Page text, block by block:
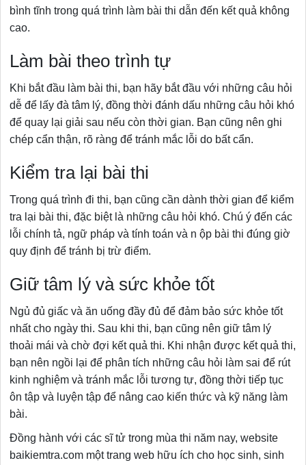
bình tĩnh trong quá trình làm bài thi dẫn đến kết quả không
cao.
Làm bài theo trình tự
Khi bắt đầu làm bài thi, bạn hãy bắt đầu với những câu hỏi
dễ để lấy đà tâm lý, đồng thời đánh dấu những câu hỏi khó
để quay lại giải sau nếu còn thời gian. Bạn cũng nên ghi
chép cẩn thận, rõ ràng để tránh mắc lỗi do bất cẩn.
Kiểm tra lại bài thi
Trong quá trình đi thi, bạn cũng cần dành thời gian để kiểm
tra lại bài thi, đặc biệt là những câu hỏi khó. Chú ý đến các
lỗi chính tả, ngữ pháp và tính toán và n ộp bài thi đúng giờ
quy định để tránh bị trừ điểm.
Giữ tâm lý và sức khỏe tốt
Ngủ đủ giấc và ăn uống đầy đủ để đảm bảo sức khỏe tốt
nhất cho ngày thi. Sau khi thi, bạn cũng nên giữ tâm lý
thoải mái và chờ đợi kết quả thi. Khi nhận được kết quả thi,
bạn nên ngồi lại để phân tích những câu hỏi làm sai để rút
kinh nghiệm và tránh mắc lỗi tương tự, đồng thời tiếp tục
ôn tập và luyện tập để nâng cao kiến thức và kỹ năng làm
bài.
Đồng hành với các sĩ tử trong mùa thi năm nay, website
baikiemtra.com một trang web hữu ích cho học sinh, sinh